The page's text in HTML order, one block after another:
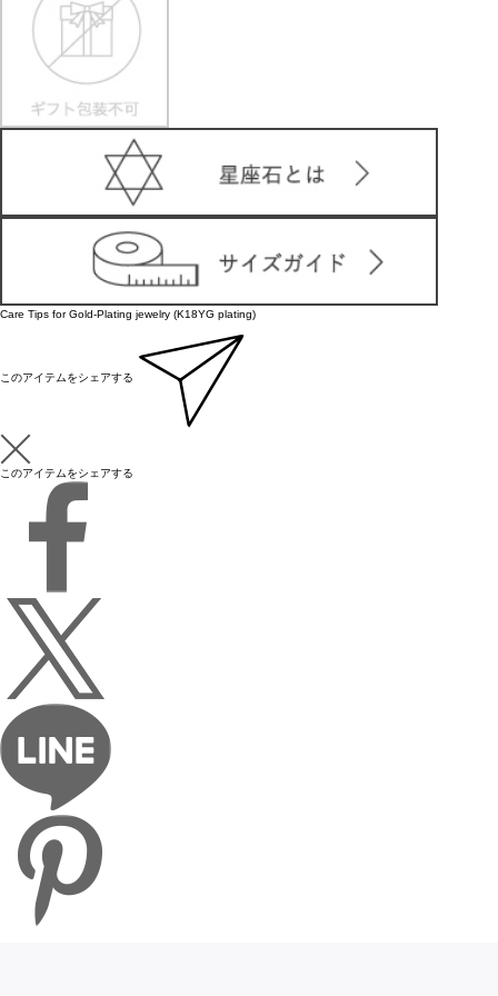
Care Tips for Gold-Plating jewelry (K18YG plating)
このアイテムをシェアする
このアイテムをシェアする